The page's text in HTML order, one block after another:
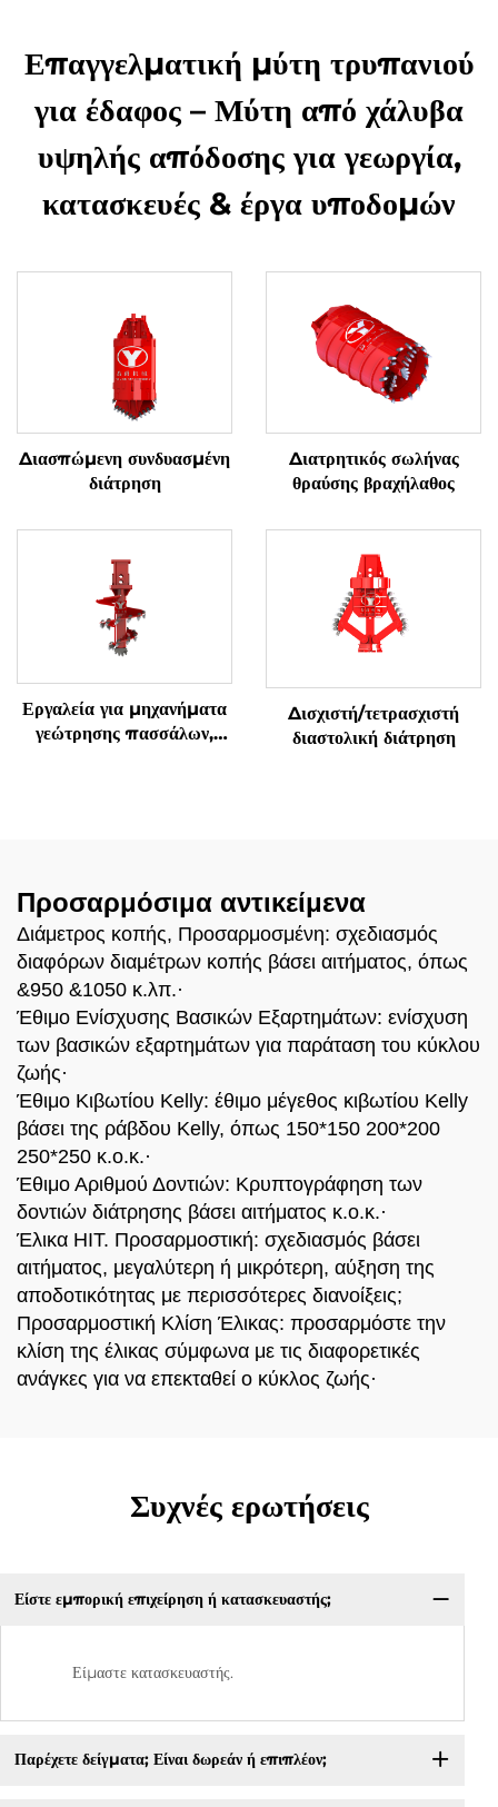
Επαγγελματική μύτη τρυπανιού
για έδαφος – Μύτη από χάλυβα
υψηλής απόδοσης για γεωργία,
κατασκευές & έργα υποδομών
Διασπώμενη συνδυασμένη
διάτρηση
Διατρητικός σωλήνας
θραύσης βραχήλαθος
Εργαλεία για μηχανήματα
γεώτρησης πασσάλων,
Δισχιστή/τετρασχιστή
διαστολική διάτρηση
Προσαρμόσιμα αντικείμενα
Διάμετρος κοπής, Προσαρμοσμένη: σχεδιασμός
διαφόρων διαμέτρων κοπής βάσει αιτήματος, όπως
&950 &1050 κ.λπ.·
Έθιμο Ενίσχυσης Βασικών Εξαρτημάτων: ενίσχυση
των βασικών εξαρτημάτων για παράταση του κύκλου
ζωής·
Έθιμο Κιβωτίου Kelly: έθιμο μέγεθος κιβωτίου Kelly
βάσει της ράβδου Kelly, όπως 150*150 200*200
250*250 κ.ο.κ.·
Έθιμο Αριθμού Δοντιών: Κρυπτογράφηση των
δοντιών διάτρησης βάσει αιτήματος κ.ο.κ.·
Έλικα HIT. Προσαρμοστική: σχεδιασμός βάσει
αιτήματος, μεγαλύτερη ή μικρότερη, αύξηση της
αποδοτικότητας με περισσότερες διανοίξεις;
Προσαρμοστική Κλίση Έλικας: προσαρμόστε την
κλίση της έλικας σύμφωνα με τις διαφορετικές
ανάγκες για να επεκταθεί ο κύκλος ζωής·
Συχνές ερωτήσεις
Είστε εμπορική επιχείρηση ή κατασκευαστής;
Είμαστε κατασκευαστής.
Παρέχετε δείγματα; Είναι δωρεάν ή επιπλέον;